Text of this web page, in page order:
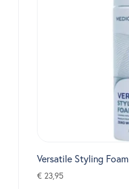
Versatile Styling Foam
€ 23,95